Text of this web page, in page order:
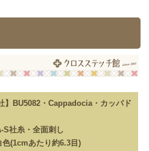
】BU5082・Cappadocia・カッパド
S社糸・全面刺し
(1cmあたり約6.3目)